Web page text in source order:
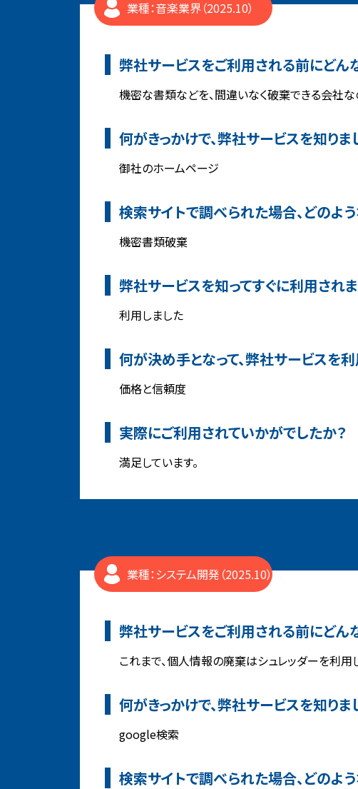
業種：音楽業界（2025.10）
弊社サービスをご利用される前にどん
機密な書類などを、間違いなく破棄できる会社
何がきっかけで、弊社サービスを知りま
御社のホームページ
検索サイトで調べられた場合、どのよ
機密書類破棄
弊社サービスを知ってすぐに利用され
利用しました
何が決め手となって、弊社サービスを
価格と信頼度
実際にご利用されていかがでしたか？
満足しています。
業種：システム開発（2025.10）
弊社サービスをご利用される前にどん
これまで、個人情報の廃棄はシュレッダーを利用
何がきっかけで、弊社サービスを知りま
google検索
検索サイトで調べられた場合、どのよ